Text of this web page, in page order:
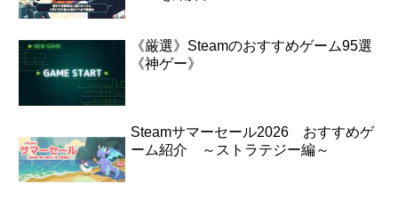
《厳選》Steamのおすすめゲーム95選
《神ゲー》
Steamサマーセール2026 おすすめゲ
ーム紹介 ～ストラテジー編～